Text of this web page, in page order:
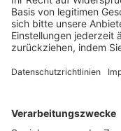
Login SpielPlus
FOLGE DEM BFV